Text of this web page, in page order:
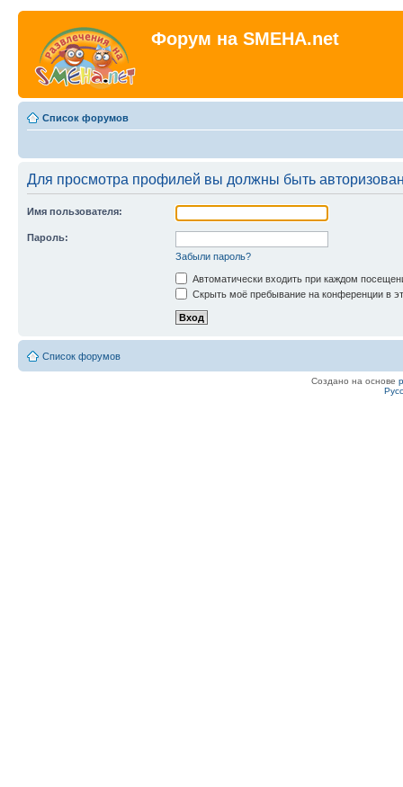
Форум на SMEHA.net
Список форумов
Для просмотра профилей вы должны быть
Имя пользователя:
Пароль:
Забыли пароль?
Автоматически входить при каждом
Скрыть моё пребывание на конференции в
Список форумов
Создано на основе